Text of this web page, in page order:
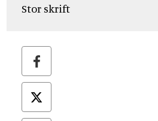
Stor skrift